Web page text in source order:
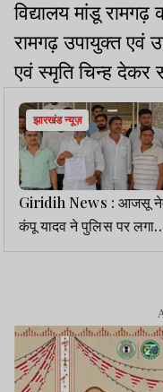
विद्यालय मांडू रामगढ़
रामगढ़ उपायुक्त एवं
एवं स्मृति चिन्ह देकर
झारखंड न्यूज़
Giridih News : आजसू
कंपू यादव ने पुलिस पर
दुर्व्यवहार का आरोप, डीसी-